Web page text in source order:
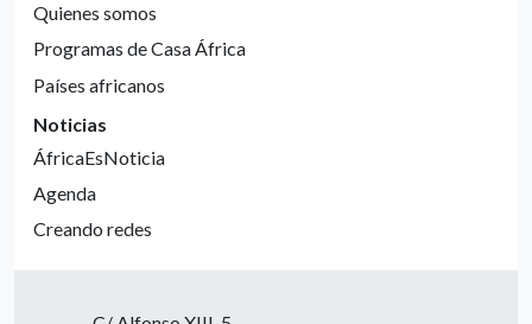
Quienes somos
Programas de Casa África
Países africanos
Noticias
ÁfricaEsNoticia
Agenda
Creando redes